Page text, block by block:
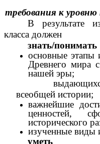
требования к уровню
В результате
класса должен
знать/понимать
основные этапы
Древнего мира
нашей эры;
выдающихся
всеобщей истории;
важнейшие
ценностей,
исторического
изученные виды
уметь